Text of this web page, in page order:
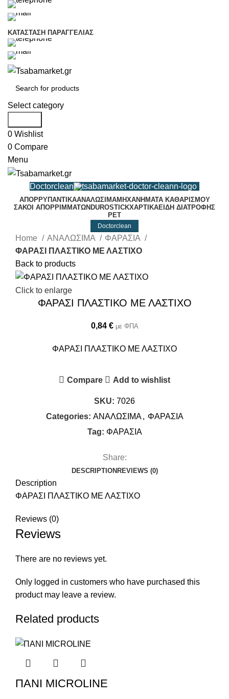
ΚΑΤΆΣΤΑΣΗ ΠΑΡΑΓΓΕΛΊΑΣ
Select category
0 Wishlist
0 Compare
Menu
Doctorclean
ΑΠΟΡΡΥΠΑΝΤΙΚΑΑΝΑΛΩΣΙΜΑΜΗΧΑΝΗΜΑΤΑ ΚΑΘΑΡΙΣΜΟΥ
ΣΑΚΟΙ ΑΠΟΡΡΙΜΜΑΤΩΝDUROSTICKΧΑΡΤΙΚΑΕΙΔΗ ΔΙΑΤΡΟΦΗΣ
PET
Doctorclean
Home ΑΝΑΛΩΣΙΜΑ
ΦΑΡΑΣΙΑ
ΦΑΡΑΣΙ ΠΛΑΣΤΙΚΟ ΜΕ ΛΑΣΤΙΧΟ
Back to products
Click to enlarge
ΦΑΡΑΣΙ ΠΛΑΣΤΙΚΟ ΜΕ ΛΑΣΤΙΧΟ
0,84 € με ΦΠΑ
ΦΑΡΑΣΙ ΠΛΑΣΤΙΚΟ ΜΕ ΛΑΣΤΙΧΟ
Compare Add to wishlist
SKU: 7026
Categories: ΑΝΑΛΩΣΙΜΑ , ΦΑΡΑΣΙΑ
Tag: ΦΑΡΑΣΙΑ
Share:
DESCRIPTION REVIEWS (0)
Description
ΦΑΡΑΣΙ ΠΛΑΣΤΙΚΟ ΜΕ ΛΑΣΤΙΧΟ
Reviews (0)
Reviews
There are no reviews yet.
Only logged in customers who have purchased this
product may leave a review.
Related products
ΠΑΝΙ MICROLINE